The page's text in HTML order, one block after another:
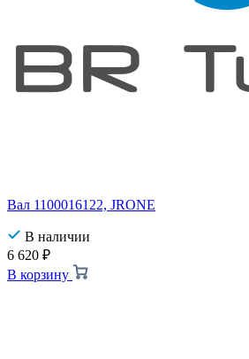
Вал 1100016122, JRONE
В наличии
6 620 ₽
В корзину